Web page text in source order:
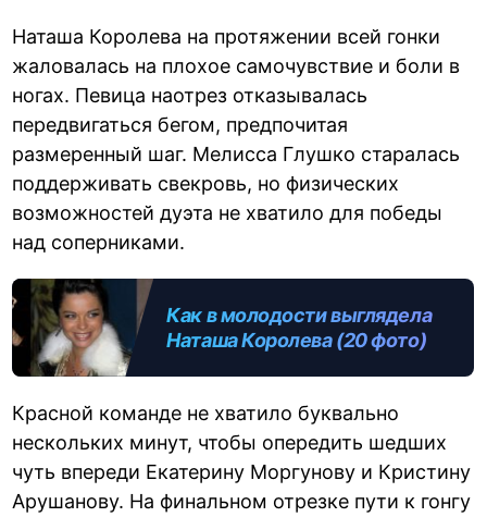
Наташа Королева на протяжении всей гонки
жаловалась на плохое самочувствие и боли в
ногах. Певица наотрез отказывалась
передвигаться бегом, предпочитая
размеренный шаг. Мелисса Глушко старалась
поддерживать свекровь, но физических
возможностей дуэта не хватило для победы
над соперниками.
Как в молодости выглядела
Наташа Королева (20 фото)
Красной команде не хватило буквально
нескольких минут, чтобы опередить шедших
чуть впереди Екатерину Моргунову и Кристину
Арушанову. На финальном отрезке пути к гонгу